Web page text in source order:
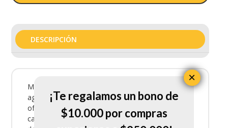
DESCRIPCIÓN
Manguera Compresor X Metro es un producto
agrícola práctico y resistente, diseñado para
ofrecer durabilidad y facilitar las labores en el
campo, contribuyendo al rendimiento y cuidado
¡Te regalamos un bono de
$10.000 por compras
×